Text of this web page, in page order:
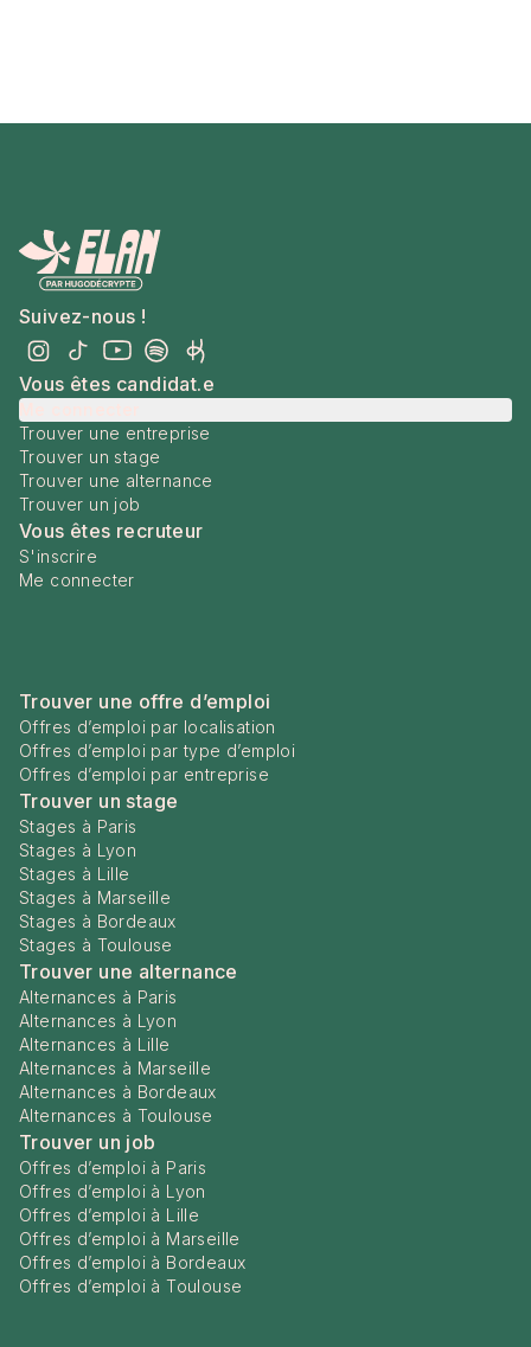
Suivez-nous !
Vous êtes candidat.e
Trouver une entreprise
Trouver un stage
Trouver une alternance
Trouver un job
Vous êtes recruteur
S'inscrire
Me connecter
Trouver une offre d’emploi
Offres d’emploi par localisation
Offres d’emploi par type d’emploi
Offres d’emploi par entreprise
Trouver un stage
Stages à Paris
Stages à Lyon
Stages à Lille
Stages à Marseille
Stages à Bordeaux
Stages à Toulouse
Trouver une alternance
Alternances à Paris
Alternances à Lyon
Alternances à Lille
Alternances à Marseille
Alternances à Bordeaux
Alternances à Toulouse
Trouver un job
Offres d’emploi à Paris
Offres d’emploi à Lyon
Offres d’emploi à Lille
Offres d’emploi à Marseille
Offres d’emploi à Bordeaux
Offres d’emploi à Toulouse